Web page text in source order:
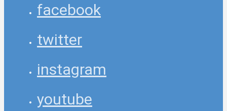
facebook
twitter
instagram
youtube